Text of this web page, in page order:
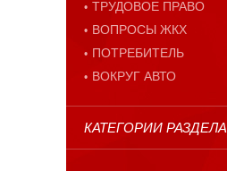
ТРУДОВОЕ ПРАВО
ВОПРОСЫ ЖКХ
ПОТРЕБИТЕЛЬ
ВОКРУГ АВТО
КАТЕГОРИИ РАЗДЕЛА